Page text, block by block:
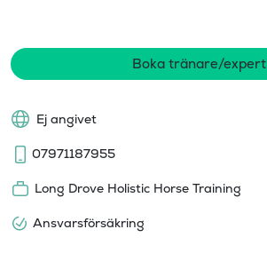
Boka tränare/expert
Ej angivet
07971187955
Long Drove Holistic Horse Training
Ansvarsförsäkring